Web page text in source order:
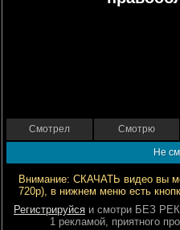
Смотрел Смотрю
Не
Внимание: СКАЧАТЬ видео вы
720р), в нижнем меню есть
Регистрируйся и смотри БЕЗ
1 рекламой, приятного